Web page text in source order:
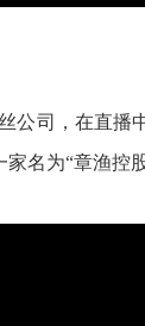
司，在直播
名为“章渔控